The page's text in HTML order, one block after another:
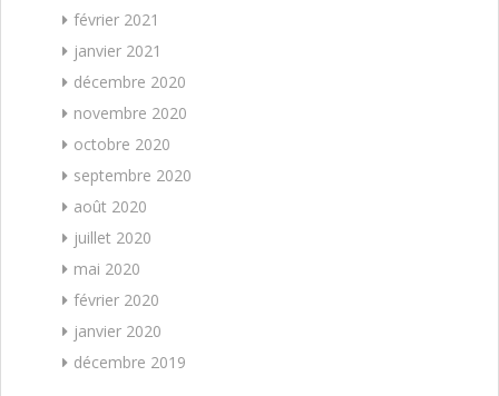
février 2021
janvier 2021
décembre 2020
novembre 2020
octobre 2020
septembre 2020
août 2020
juillet 2020
mai 2020
février 2020
janvier 2020
décembre 2019